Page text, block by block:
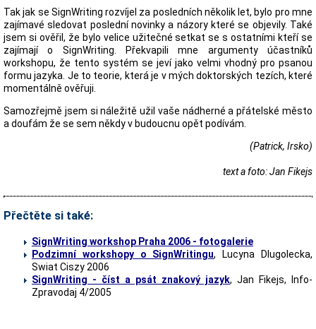
Tak jak se SignWriting rozvíjel za posledních několik let, bylo pro mne
zajímavé sledovat poslední novinky a názory které se objevily. Také
jsem si ověřil, že bylo velice užitečné setkat se s ostatními kteří se
zajímají o SignWriting. Překvapili mne argumenty účastníků
workshopu, že tento systém se jeví jako velmi vhodný pro psanou
formu jazyka. Je to teorie, která je v mých doktorských tezích, které
momentálně ověřuji.
Samozřejmě jsem si náležitě užil vaše nádherné a přátelské město
a doufám že se sem někdy v budoucnu opět podívám.
(Patrick, Irsko)
text a foto: Jan Fikejs
Přečtěte si také:
SignWriting workshop Praha 2006 - fotogalerie
Podzimní workshopy o SignWritingu, Lucyna Dlugolecka,
Swiat Ciszy 2006
SignWriting - číst a psát znakový jazyk, Jan Fikejs, Info-
Zpravodaj 4/2005